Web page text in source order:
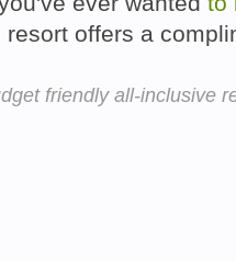
resort offers a
friendly all-inclusive